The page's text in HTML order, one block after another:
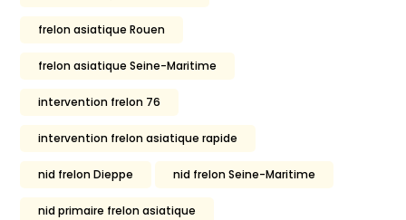
frelon asiatique Rouen
frelon asiatique Seine-Maritime
intervention frelon 76
intervention frelon asiatique rapide
nid frelon Dieppe nid frelon Seine-Maritime
nid primaire frelon asiatique